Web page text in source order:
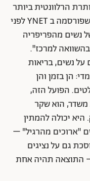
הרלוונטית ביותר
לחודש המודעות לסרטן השד היא זו שפורסמה ב YNET לפני
נשים מהפריפריה
למרכז".
נשים, בריאות
הן בזמן והן
הפועל הזה,
משדר, הוא שקר
יכולה להמתין
"ארוכים מהרגיל" –
גם על נציגים
– התוצאה תהיה אחת